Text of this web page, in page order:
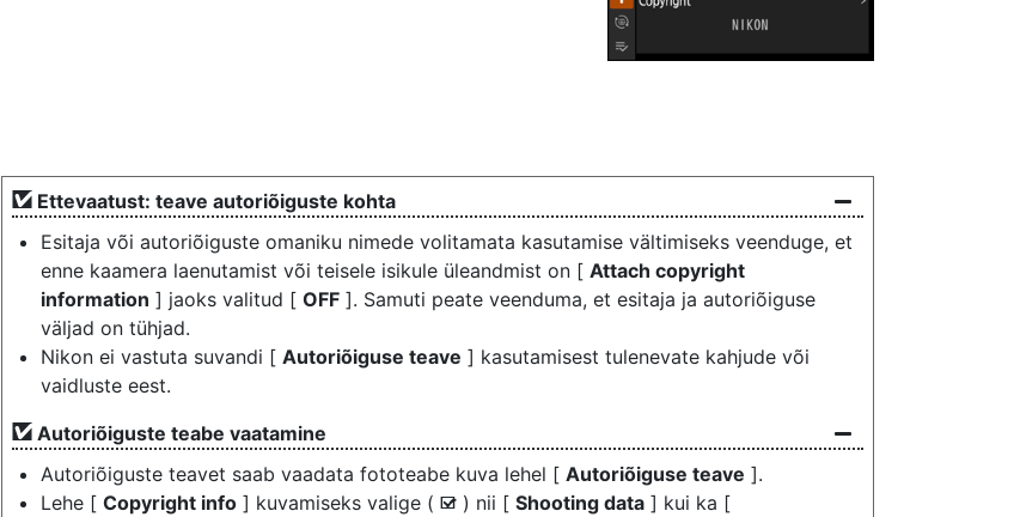
Ettevaatust: teave autoriõiguste kohta
Esitaja või autoriõiguste omaniku nimede volitamata kasutamise vältimiseks veenduge, et
enne kaamera laenutamist või teisele isikule üleandmist on [ Attach copyright
information ] jaoks valitud [ OFF ]. Samuti peate veenduma, et esitaja ja autoriõiguse
väljad on tühjad.
Nikon ei vastuta suvandi [ Autoriõiguse teave ] kasutamisest tulenevate kahjude või
vaidluste eest.
Autoriõiguste teabe vaatamine
Autoriõiguste teavet saab vaadata fototeabe kuva lehel [ Autoriõiguse teave ].
Lehe [ Copyright info ] kuvamiseks valige ( M ) nii [ Shooting data ] kui ka [